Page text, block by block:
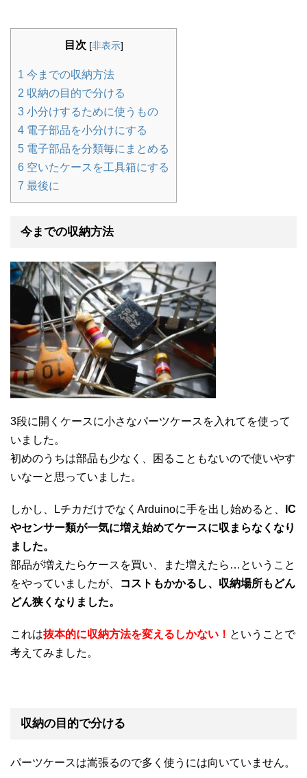
目次 [非表示]
1 今までの収納方法
2 収納の目的で分ける
3 小分けするために使うもの
4 電子部品を小分けにする
5 電子部品を分類毎にまとめる
6 空いたケースを工具箱にする
7 最後に
今までの収納方法
3段に開くケースに小さなパーツケースを入れてを使って
いました。
初めのうちは部品も少なく、困ることもないので使いやす
いなーと思っていました。
しかし、LチカだけでなくArduinoに手を出し始めると、
IC
やセンサー類が一気に増え始めてケースに収まらなくなり
ました。
部品が増えたらケースを買い、また増えたら…ということ
をやっていましたが、
コストもかかるし、収納場所もどん
どん狭くなりました。
これは抜本的に収納方法を変えるしかない！ ということで
考えてみました。
収納の目的で分ける
パーツケースは嵩張るので多く使うには向いていません。